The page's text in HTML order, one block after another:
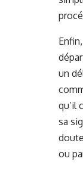
un
qu’il
sa
ou